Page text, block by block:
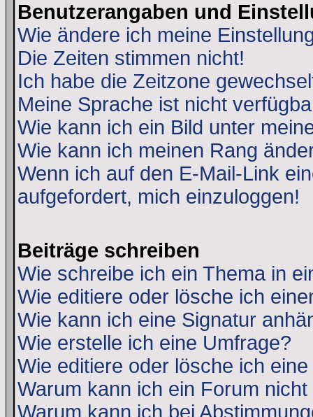
Benutzerangaben und
Wie ändere ich meine
Die Zeiten stimmen nicht!
Ich habe die Zeitzone
Meine Sprache ist nicht
Wie kann ich ein Bild unter
Wie kann ich meinen Rang
Wenn ich auf den E-Mail-Link
aufgefordert, mich einzuloggen!
Beiträge schreiben
Wie schreibe ich ein Thema in
Wie editiere oder lösche ich
Wie kann ich eine Signatur
Wie erstelle ich eine Umfrage?
Wie editiere oder lösche ich
Warum kann ich ein Forum
Warum kann ich bei